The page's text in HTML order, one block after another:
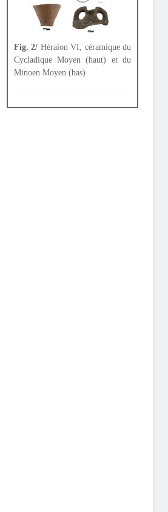
Fig. 2/ Héraion VI, céramique du
Cycladique Moyen (haut) et du
Minoen Moyen (bas)